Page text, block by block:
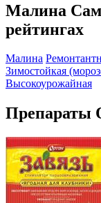
Малина
рейтингах
Малина
Зимостойкая
Высокоурожайная
Препараты